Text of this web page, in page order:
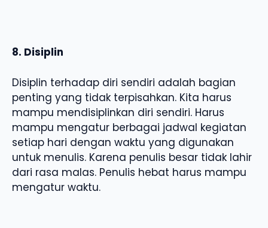
8. Disiplin
Disiplin terhadap diri sendiri adalah bagian
penting yang tidak terpisahkan. Kita harus
mampu mendisiplinkan diri sendiri. Harus
mampu mengatur berbagai jadwal kegiatan
setiap hari dengan waktu yang digunakan
untuk menulis. Karena penulis besar tidak lahir
dari rasa malas. Penulis hebat harus mampu
mengatur waktu.